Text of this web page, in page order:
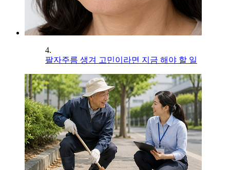
4.
팔자주름 생겨 고민이라면 지금 해야 할 일